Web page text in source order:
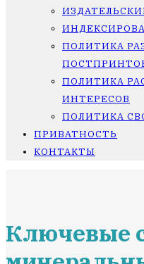
ПОЛИТИКА
ПОЛИТИКА
ИНТЕРЕСОВ
ПОЛИТИКА
ПРИВАТНОСТЬ
КОНТАКТЫ
Ключевые